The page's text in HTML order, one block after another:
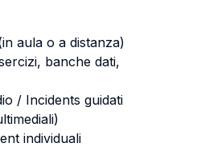
aula o a distanza)
banche dati,
/ Incidents guidati
individuali